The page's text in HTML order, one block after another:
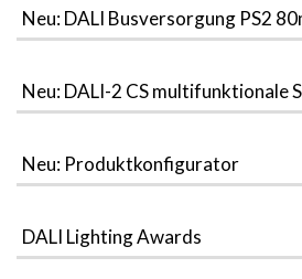
Neu: DALI Busversorgung PS2
Neu: DALI-2 CS multifunktionale
Neu: Produktkonfigurator
DALI Lighting Awards